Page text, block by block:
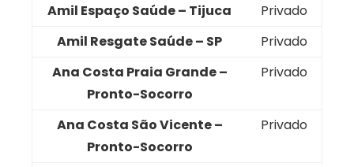
Amil Espaço Saúde – Tijuca
Privado
Amil Resgate Saúde – SP
Privado
Ana Costa Praia Grande –
Pronto-Socorro
Privado
Ana Costa São Vicente –
Pronto-Socorro
Privado